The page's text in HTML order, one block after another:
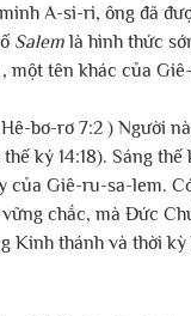
A-si-ri, ông đã
Salem là hình thức
, một tên khác của
bơ-rơ 7:2 ) Người
ký 14:18). Sáng
của Giê-ru-sa-lem.
chắc, mà Đức
Kinh thánh và thời